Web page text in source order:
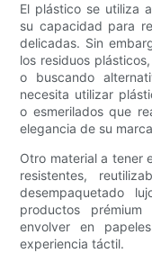
El plástico se utiliza
su capacidad para
delicadas. Sin
los residuos
o buscando
necesita utilizar
o esmerilados que
elegancia de su
Otro material a tener
resistentes,
desempaquetado
productos
envolver en
experiencia táctil.